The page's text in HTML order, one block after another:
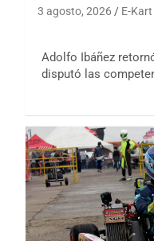
3 agosto, 2026 E-Kart
Adolfo Ibáñez
disputó las